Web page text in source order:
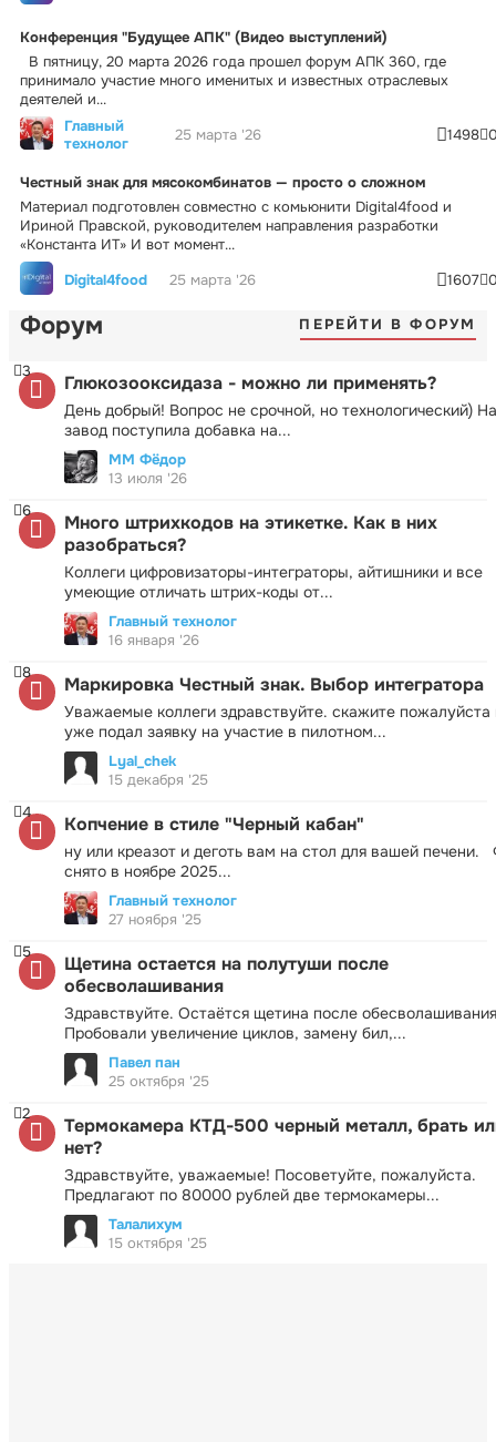
Конференция "Будущее АПК" (Видео выступлений)
В пятницу, 20 марта 2026 года прошел форум АПК 360, где
принимало участие много именитых и известных отраслевых
деятелей и...
Главный
технолог
25 марта '26 1498
Честный знак для мясокомбинатов — просто о сложном
Материал подготовлен совместно с комьюнити Digital4food и
Ириной Правской, руководителем направления разработки
«Константа ИТ» И вот момент...
Digital4food
25 марта '26 1607
Форум ПЕРЕЙТИ В ФОРУМ
Глюкозооксидаза - можно ли применять?
День добрый! Вопрос не срочной, но технологический) На
завод поступила добавка на...
3
ММ Фёдор
13 июля '26
Много штрихкодов на этикетке. Как в них
разобраться?
Коллеги цифровизаторы-интеграторы, айтишники и все
умеющие отличать штрих-коды от...
6
Главный технолог
16 января '26
Маркировка Честный знак. Выбор интегратора
Уважаемые коллеги здравствуйте. скажите пожалуйста
уже подал заявку на участие в пилотном...
8
Lyal_chek
15 декабря '25
Копчение в стиле "Черный кабан"
ну или креазот и деготь вам на стол для вашей печени.
снято в ноябре 2025...
4
Главный технолог
27 ноября '25
Щетина остается на полутуши после
обесволашивания
Здравствуйте. Остаётся щетина после
Пробовали увеличение циклов, замену бил,...
5
Павел пан
25 октября '25
Термокамера КТД-500 черный металл, брать
нет?
Здравствуйте, уважаемые! Посоветуйте, пожалуйста.
Предлагают по 80000 рублей две термокамеры...
2
Талалихум
15 октября '25